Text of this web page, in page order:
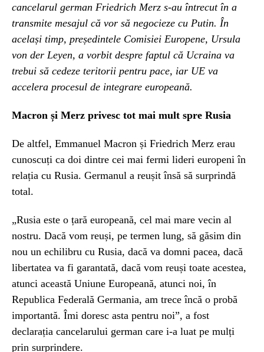
cancelarul german Friedrich Merz s-au întrecut în a
transmite mesajul că vor să negocieze cu Putin. În
același timp, președintele Comisiei Europene, Ursula
von der Leyen, a vorbit despre faptul că Ucraina va
trebui să cedeze teritorii pentru pace, iar UE va
accelera procesul de integrare europeană.
Macron și Merz privesc tot mai mult spre Rusia
De altfel, Emmanuel Macron și Friedrich Merz erau
cunoscuți ca doi dintre cei mai fermi lideri europeni în
relația cu Rusia. Germanul a reușit însă să surprindă
total.
„Rusia este o țară europeană, cel mai mare vecin al
nostru. Dacă vom reuși, pe termen lung, să găsim din
nou un echilibru cu Rusia, dacă va domni pacea, dacă
libertatea va fi garantată, dacă vom reuși toate acestea,
atunci această Uniune Europeană, atunci noi, în
Republica Federală Germania, am trece încă o probă
importantă. Îmi doresc asta pentru noi”, a fost
declarația cancelarului german care i-a luat pe mulți
prin surprindere.